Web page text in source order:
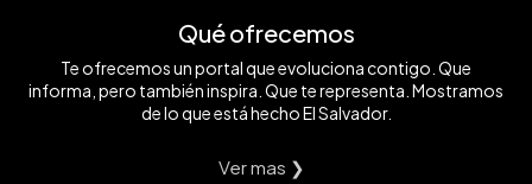
Qué ofrecemos
Te ofrecemos un portal que evoluciona contigo. Que
informa, pero también inspira. Que te representa. Mostramos
de lo que está hecho El Salvador.
Ver mas ❯